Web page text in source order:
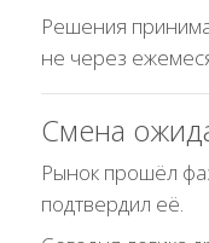
Решения
не через
Смена
Рынок прошёл
подтвердил её.